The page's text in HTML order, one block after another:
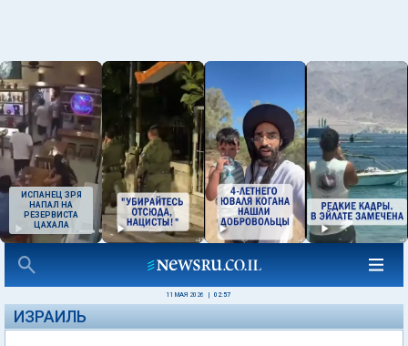
ИСПАНЕЦ ЗРЯ
НАПАЛ НА
РЕЗЕРВИСТА
ЦАХАЛА
11 МАЯ 2026 02:57
ИЗРАИЛЬ